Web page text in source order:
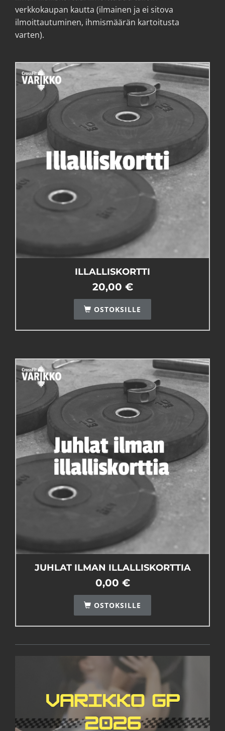
verkkokaupan kautta (ilmainen ja ei sitova
ilmoittautuminen, ihmismäärän kartoitusta
varten).
ILLALLISKORTTI
20,00 €
OSTOKSILLE
JUHLAT ILMAN ILLALLISKORTTIA
0,00 €
OSTOKSILLE